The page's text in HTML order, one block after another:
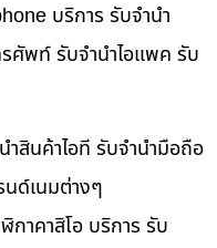
บริการ รับจำนำ
ศัพท์ รับจำนำไอแพค รับ
ำสินค้าไอที รับจำนำมือถือ
ด์เนมต่างๆ
กาคาสิโอ บริการ รับ